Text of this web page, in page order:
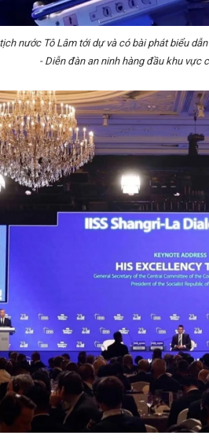
nước Tô Lâm tới dự và có bài phát biểu
- Diễn đàn an ninh hàng đầu khu vực